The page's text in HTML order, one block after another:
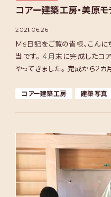
コアー建築工房・美原
2021.06.26
Ms日記をご覧の皆様、こん
当です。 4月末に完成したコ
やってきました。 完成から2カ
コアー建築工房 建築写真